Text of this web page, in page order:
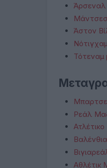
Άστον
Τότεναμ
Ρεάλ
Αθλέτικ